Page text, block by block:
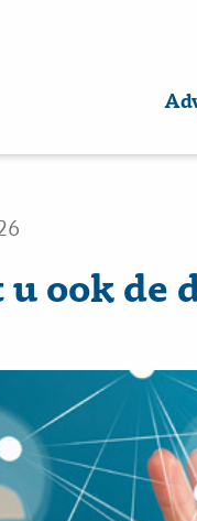
ook de